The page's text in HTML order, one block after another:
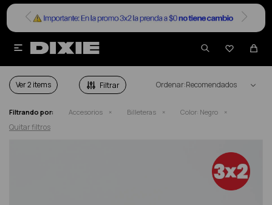


BILLETERAS DAMA EN COLOR NEGRO
Ver Recomendados
Filtrando por: Accesorios Billeteras Color: Negro
Quitar filtros